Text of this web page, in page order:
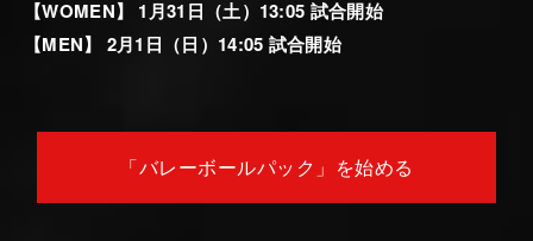
【WOMEN】 1月31日（土）13:05 試合開始
【MEN】 2月1日（日）14:05 試合開始
「バレーボールパック」を始める